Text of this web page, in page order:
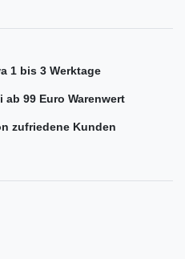
1 bis 3 Werktage
ab 99 Euro Warenwert
zufriedene Kunden